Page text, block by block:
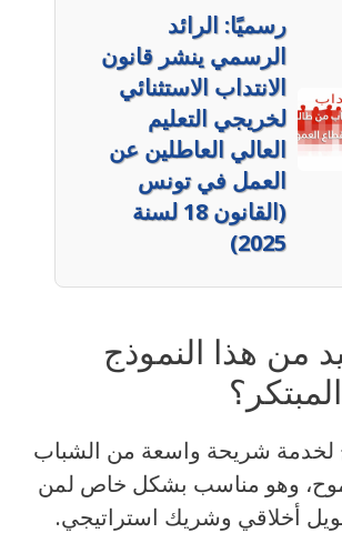
رسميًا: الرائد
الرسمي ينشر قانون
الانتداب الاستثنائي
لخريجي التعليم
العالي العاطلين عن
العمل في تونس
(القانون 18 لسنة
2025)
من هذا النموذج
لخدمة شريحة واسعة من الشباب
وهو مناسب بشكل خاص لمن
أخلاقي وشريك استراتيجي.